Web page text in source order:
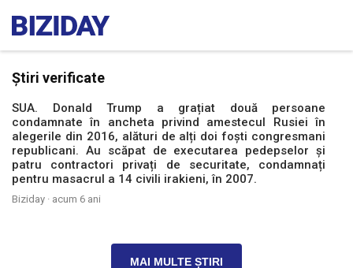
Știri verificate
SUA. Donald Trump a grațiat două persoane
condamnate în ancheta privind amestecul Rusiei în
alegerile din 2016, alături de alți doi foști congresmani
republicani. Au scăpat de executarea pedepselor și
patru contractori privați de securitate, condamnați
pentru masacrul a 14 civili irakieni, în 2007.
Biziday · acum 6 ani
MAI MULTE ȘTIRI